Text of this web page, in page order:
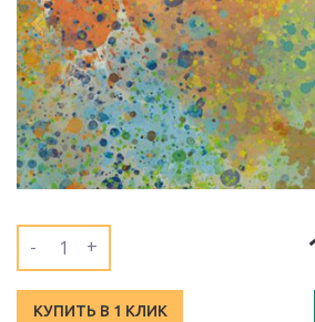
- +
КУПИТЬ В 1 КЛИК